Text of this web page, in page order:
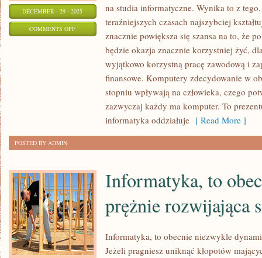
DECEMBER - 29 - 2025
COMMENTS OFFON
na studia informatyczne. Wynika to z
teraźniejszych czasach najszybciej
znacznie powiększa się szansa na to, że
będzie okazja znacznie korzystniej żyć,
wyjątkowo korzystną pracę zawodową i
finansowe. Komputery zdecydowanie w
stopniu wpływają na człowieka, czego
zazwyczaj każdy ma komputer. To
informatyka oddziałuje [ Read More ]
POSTED BY ADMIN
Informatyka, to
prężnie rozwijająca
Informatyka, to obecnie niezwykle
Jeżeli pragniesz uniknąć kłopotów